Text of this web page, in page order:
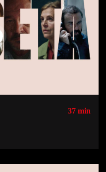
37 min